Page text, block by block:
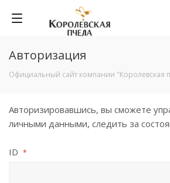
Авторизация
Официальный сайт компании "Королевская
Авторизировавшись, вы сможете
личными данными, следить за
ID *